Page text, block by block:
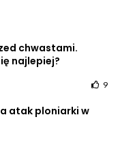
chwastami.
najlepiej?
9
atak ploniarki w